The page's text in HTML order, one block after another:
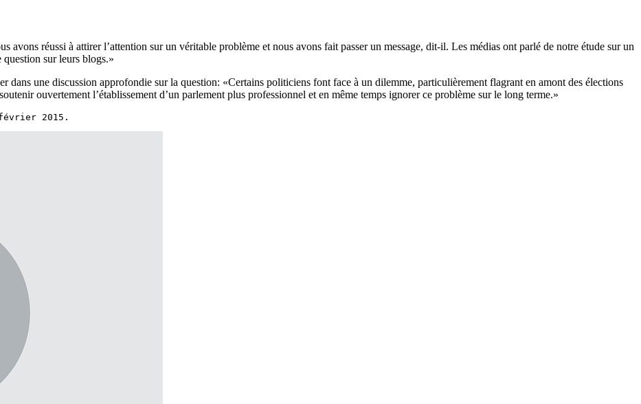
réussi à attirer l’attention sur un véritable problème et nous avons fait passer un message, dit-il. Les médias ont parlé de notre étude sur un
sur leurs blogs.»
dans une discussion approfondie sur la question: «Certains politiciens font face à un dilemme, particulièrement flagrant en amont des élections
ouvertement l’établissement d’un parlement plus professionnel et en même temps ignorer ce problème sur le long terme.»
2015.